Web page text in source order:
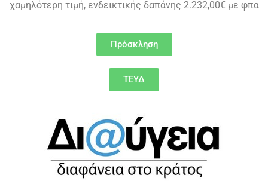
χαμηλότερη τιμή, ενδεικτικής δαπάνης 2.232,00€ με φπα
Πρόσκληση
ΤΕΥΔ